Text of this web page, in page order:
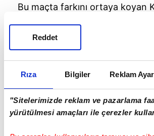
Rıza Bilgiler Reklam
"Sitelerimizde reklam ve pazarlama
yürütülmesi amaçları ile çerezler
Reddet
Bu maçta farkını ortaya koyan
parmak ısırttı ve Avrupa
söz ettirdi.